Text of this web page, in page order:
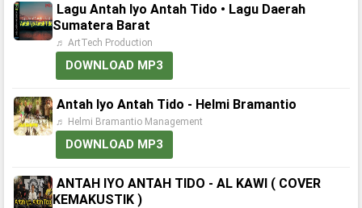
Lagu Antah Iyo Antah Tido • Lagu Daerah
Sumatera Barat
♬ ArtTech Production
DOWNLOAD MP3
Antah Iyo Antah Tido - Helmi Bramantio
♬ Helmi Bramantio Management
DOWNLOAD MP3
ANTAH IYO ANTAH TIDO - AL KAWI ( COVER
KEMAKUSTIK )